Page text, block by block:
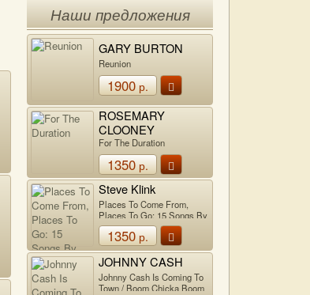
Наши предложения
GARY BURTON
Reunion
1900р.
ROSEMARY
CLOONEY
For The Duration
1350р.
Steve Klink
Places To Come From,
Places To Go: 15 Songs By
Joni Mitchell
1350р.
JOHNNY CASH
Johnny Cash Is Coming To
Town / Boom Chicka Boom